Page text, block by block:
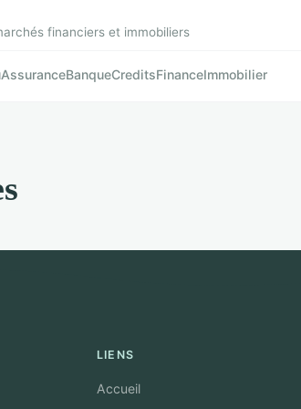
financiers et immobiliers
AssuranceBanqueCreditsFinanceImmobilier
LIENS
Accueil